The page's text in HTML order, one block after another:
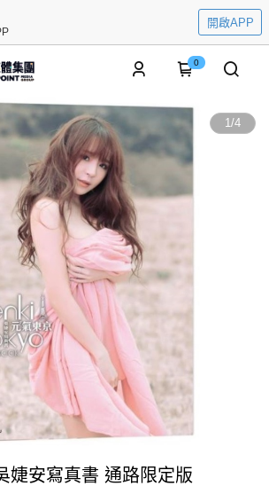
開啟APP
0
1/4
婕安寫真書 通路限定版